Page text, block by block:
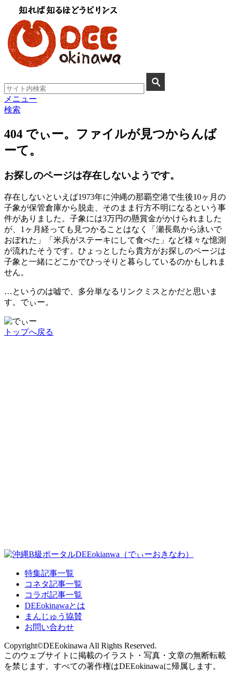
メニュー
検索
404 でぃー。ファイルが見つからんば
ーて。
お探しのページは存在しないようです。
存在しないといえば1973年に沖縄の那覇空港で生後10ヶ月の
子象が保管倉庫から脱走、そのまま行方不明になるという事
件がありました。子象には3万円の懸賞金がかけられました
が、1ヶ月経っても見つかることはなく「瀬長島から泳いで
おぼれた」「米兵がステーキにして食べた」など様々な憶測
が流れたそうです。ひょっとしたら貴方がお探しのページは
子象と一緒にどこかでひっそりと暮らしているのかもしれま
せん。
…というのは嘘で、多分単なるリンクミスとかだと思いま
す。でぃー。
トップへ戻る
特集記事一覧
コネタ記事一覧
コラボ記事一覧
DEEokinawaとは
まんじゅう協賛
お問い合わせ
Copyright©DEEokinawa All Rights Reserved.
このウェブサイトに掲載のイラスト・写真・文章の無断転載
を禁じます。すべての著作権はDEEokinawaに帰属します。